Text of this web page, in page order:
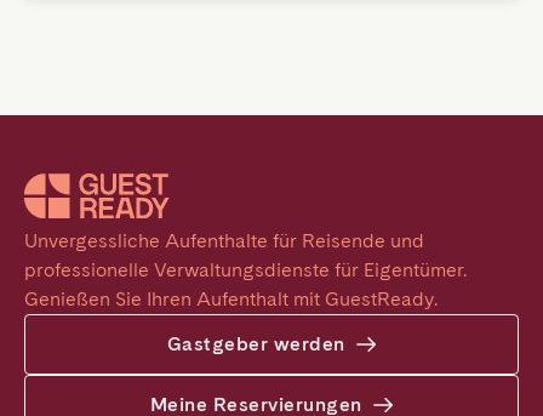
Unvergessliche Aufenthalte für Reisende und
professionelle Verwaltungsdienste für Eigentümer.
Genießen Sie Ihren Aufenthalt mit GuestReady.
Gastgeber werden
Meine Reservierungen